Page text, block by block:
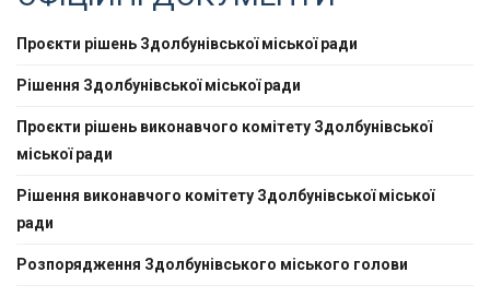
Проєкти рішень Здолбунівської міської ради
Рішення Здолбунівської міської ради
Проєкти рішень виконавчого комітету Здолбунівської
міської ради
Рішення виконавчого комітету Здолбунівської міської
ради
Розпорядження Здолбунівського міського голови